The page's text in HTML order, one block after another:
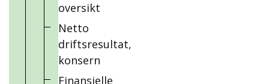
oversikt
Netto
driftsresultat,
konsern
Finansielle